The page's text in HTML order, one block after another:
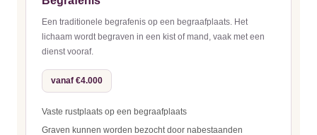
Een traditionele begrafenis op een begraafplaats. Het
lichaam wordt begraven in een kist of mand, vaak met een
dienst vooraf.
vanaf €4.000
Vaste rustplaats op een begraafplaats
Graven kunnen worden bezocht door nabestaanden